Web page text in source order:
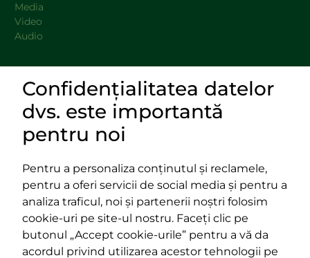
Media
Video
Audio
DOCUMENTE
LINKURI UTILE
Impressum
Termeni și condiții
Platforma PPE
400029 Cluj-Napoca,
400489 Cluj-Napoca,
Confidențialitatea datelor
dvs. este importantă
pentru noi
Pentru a personaliza conținutul și reclamele,
pentru a oferi servicii de social media și pentru a
analiza traficul, noi și partenerii noștri folosim
cookie-uri pe site-ul nostru. Faceți clic pe
butonul „Accept cookie-urile” pentru a vă da
acordul privind utilizarea acestor tehnologii pe